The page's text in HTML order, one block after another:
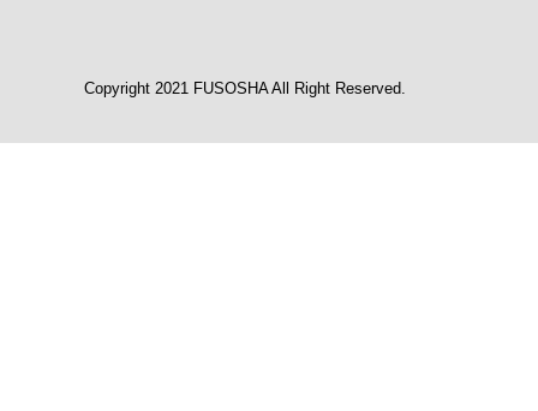
Copyright 2021 FUSOSHA All Right Reserved.